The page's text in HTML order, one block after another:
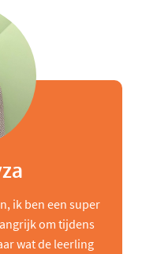
ik ben een super
om tijdens
wat de leerling